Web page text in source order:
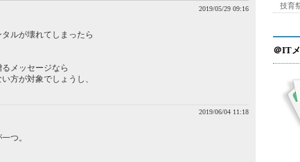
2019/05/29 09:16
ルが壊れてしまったら
メッセージなら
方が対象でしょうし、
2019/06/04 11:18
つ。
技育
＠IT